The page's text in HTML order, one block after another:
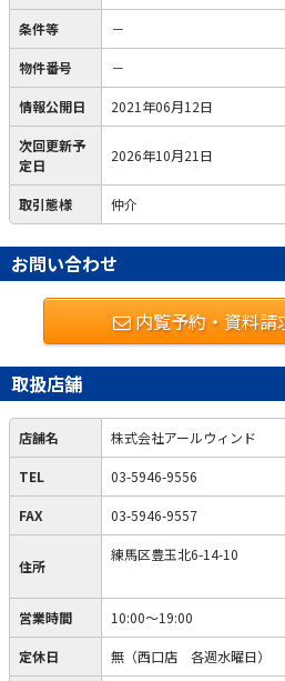
条件等 －
物件番号 －
情報公開日 2021年06月12日
次回更新予
定日
2026年10月21日
取引態様 仲介
お問い合わせ
内覧予約・資料請
取扱店舗
店舗名 株式会社アールウィンド
TEL 03-5946-9556
FAX 03-5946-9557
住所
練馬区豊玉北6-14-10
営業時間 10:00～19:00
定休日 無（西口店 各週水曜日）